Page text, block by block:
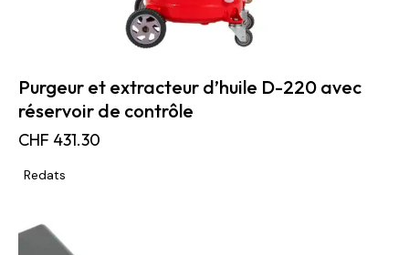
Purgeur et extracteur d’huile D-220 avec
réservoir de contrôle
CHF 431.30
Redats